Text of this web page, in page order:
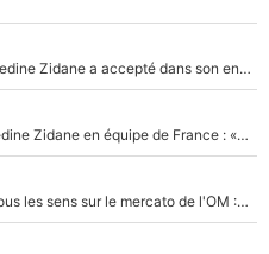
Voilà le seul homme politique que Zinedine Zidane a accepté dans son entourage : «Je garde un très bon souvenir de lui»
Franck Ribéry a osé s'attaquer à Zinedine Zidane en équipe de France : «Je n'aurais jamais fait ça»
Medina, Rulli, Paixao... ça part dans tous les sens sur le mercato de l'OM : Frank McCourt va enfin récupérer l'argent qu'il attend ?